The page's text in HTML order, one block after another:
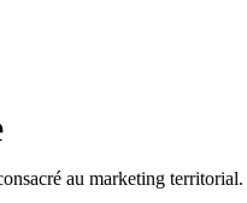
au marketing